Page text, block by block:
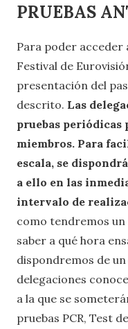
PRUEBAS
Para poder
Festival de
presentación del
descrito. Las
pruebas periódicas
miembros. Para
escala, se
a ello en las
intervalo de
como tendremos un
saber a qué hora
dispondremos de
delegaciones
a la que se
pruebas PCR, Test